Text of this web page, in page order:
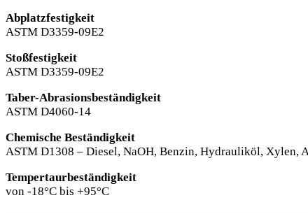
Abplatzfestigkeit
ASTM D3359-09E2
Stoßfestigkeit
ASTM D3359-09E2
Taber-Abrasionsbeständigkeit
ASTM D4060-14
Chemische Beständigkeit
ASTM D1308 – Diesel, NaOH, Benzin, Hydrauliköl, Xylen,
Tempertaurbeständigkeit
von -18°C bis +95°C